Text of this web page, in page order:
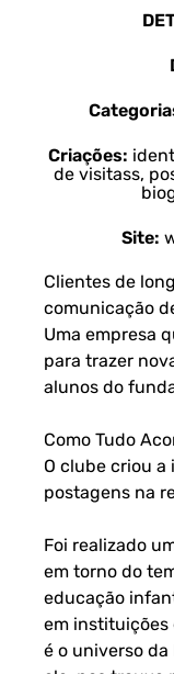
Criações:
de visitass,
Site:
Clientes de
comunicação
Uma empresa
para trazer
alunos do
Como Tudo
O clube criou a
postagens na
Foi realizado
em torno do
educação
em instituições
é o universo da